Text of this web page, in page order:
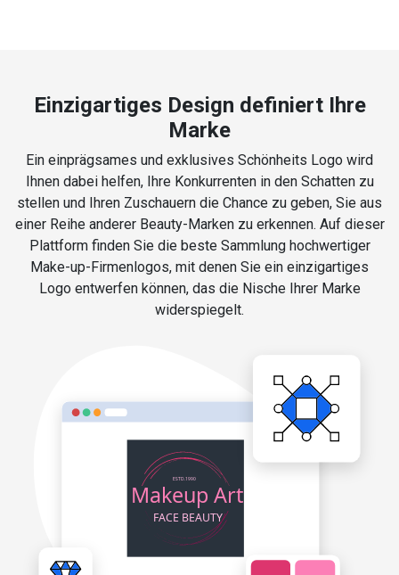
Einzigartiges Design definiert Ihre
Marke
Ein einprägsames und exklusives Schönheits Logo wird
Ihnen dabei helfen, Ihre Konkurrenten in den Schatten zu
stellen und Ihren Zuschauern die Chance zu geben, Sie aus
einer Reihe anderer Beauty-Marken zu erkennen. Auf dieser
Plattform finden Sie die beste Sammlung hochwertiger
Make-up-Firmenlogos, mit denen Sie ein einzigartiges
Logo entwerfen können, das die Nische Ihrer Marke
widerspiegelt.